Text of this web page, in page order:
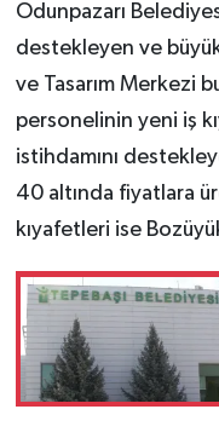
Odunpazarı
destekleyen ve
ve Tasarım Merkezi
personelinin yeni iş
istihdamını
40 altında fiyatlara
kıyafetleri ise